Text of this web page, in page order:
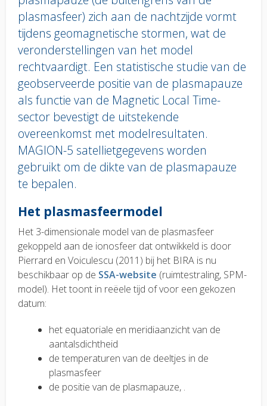
plasmasfeer) zich aan de nachtzijde vormt
tijdens geomagnetische stormen, wat de
veronderstellingen van het model
rechtvaardigt. Een statistische studie van de
geobserveerde positie van de plasmapauze
als functie van de Magnetic Local Time-
sector bevestigt de uitstekende
overeenkomst met modelresultaten.
MAGION-5 satellietgegevens worden
gebruikt om de dikte van de plasmapauze
te bepalen.
Body
Het plasmasfeermodel
Het 3-dimensionale model van de plasmasfeer
gekoppeld aan de ionosfeer dat ontwikkeld is door
Pierrard en Voiculescu (2011) bij het BIRA is nu
beschikbaar op de SSA-website (ruimtestraling, SPM-
model). Het toont in reëele tijd of voor een gekozen
datum:
het equatoriale en meridiaanzicht van de
aantalsdichtheid
de temperaturen van de deeltjes in de
plasmasfeer
de positie van de plasmapauze, .